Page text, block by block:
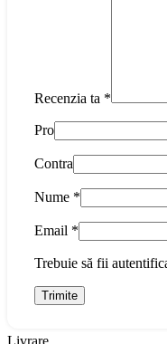
Recenzia ta *
Pro
Contra
Nume *
Email *
Trebuie să fii
Livrare